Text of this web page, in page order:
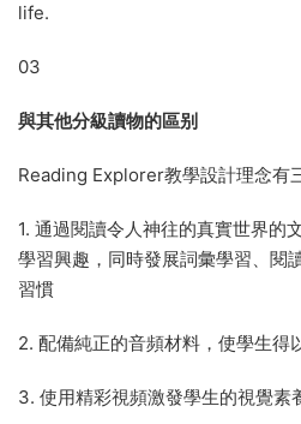
life.
03
與其他分級讀物的區别
Reading Explorer教學設計理念有
1. 通過閱讀令人神往的真實世界的
學習興趣，同時發展詞彙學習、閱
習慣
2. 配備純正的音頻材料，使學生得
3. 使用精彩視頻激發學生的視覺素